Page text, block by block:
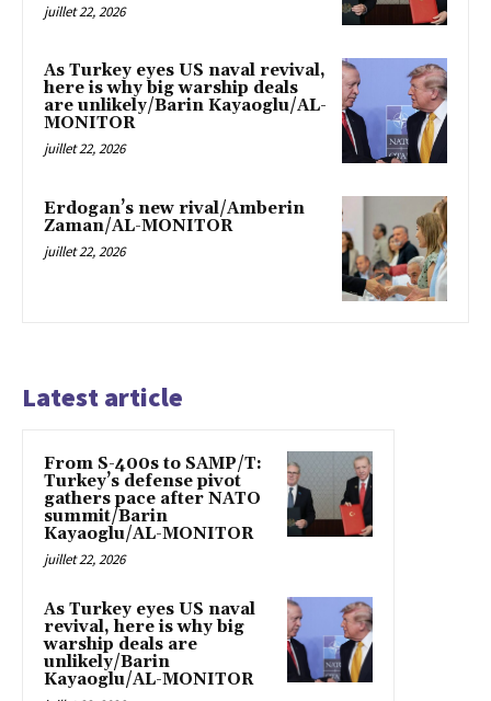
juillet 22, 2026
As Turkey eyes US naval revival,
here is why big warship deals
are unlikely/Barin Kayaoglu/AL-
MONITOR
juillet 22, 2026
Erdogan’s new rival/Amberin
Zaman/AL-MONITOR
juillet 22, 2026
Latest article
From S-400s to SAMP/T:
Turkey’s defense pivot
gathers pace after NATO
summit/Barin
Kayaoglu/AL-MONITOR
juillet 22, 2026
As Turkey eyes US naval
revival, here is why big
warship deals are
unlikely/Barin
Kayaoglu/AL-MONITOR